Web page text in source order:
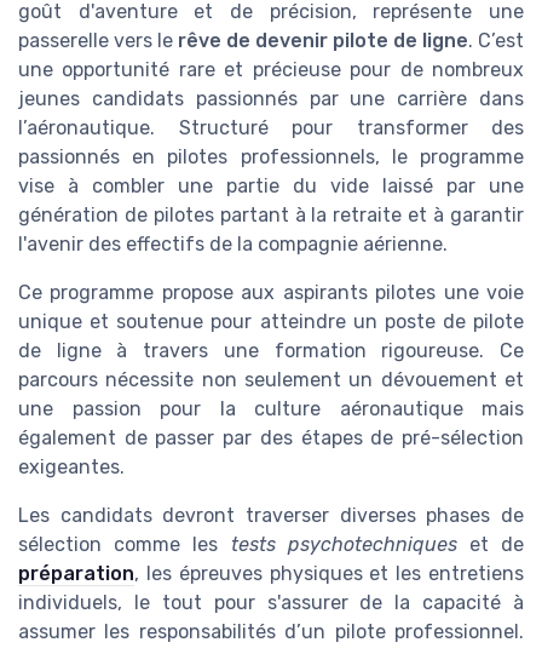
goût d'aventure et de précision, représente une
passerelle vers le rêve de devenir pilote de ligne. C’est
une opportunité rare et précieuse pour de nombreux
jeunes candidats passionnés par une carrière dans
l’aéronautique. Structuré pour transformer des
passionnés en pilotes professionnels, le programme
vise à combler une partie du vide laissé par une
génération de pilotes partant à la retraite et à garantir
l'avenir des effectifs de la compagnie aérienne.
Ce programme propose aux aspirants pilotes une voie
unique et soutenue pour atteindre un poste de pilote
de ligne à travers une formation rigoureuse. Ce
parcours nécessite non seulement un dévouement et
une passion pour la culture aéronautique mais
également de passer par des étapes de pré-sélection
exigeantes.
Les candidats devront traverser diverses phases de
sélection comme les tests psychotechniqueset de
préparation, les épreuves physiques et les entretiens
individuels, le tout pour s'assurer de la capacité à
assumer les responsabilités d’un pilote professionnel.